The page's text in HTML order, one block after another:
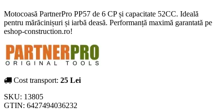
Motocoasă PartnerPro PP57 de 6 CP și capacitate 52CC. Ideală
pentru mărăcinișuri și iarbă deasă. Performanță maximă garantată pe
eshop-construction.ro!
Cost transport: 25 Lei
SKU: 13805
GTIN: 6427494036232